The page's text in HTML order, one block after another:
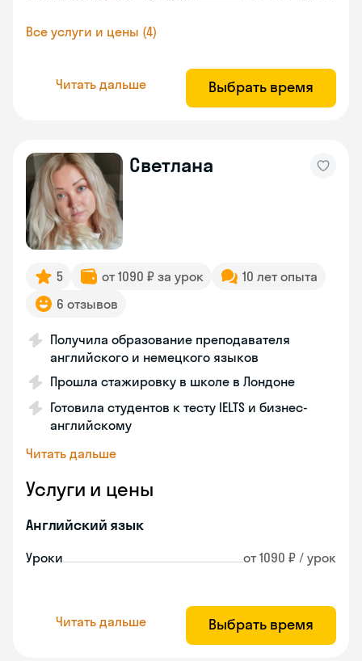
Все услуги и цены (4)
Читать дальше Выбрать время
Cветлана
5 от 1090 ₽ за урок
10 лет опыта
6 отзывов
Получила образование преподавателя
английского и немецкого языков
Прошла стажировку в школе в Лондоне
Готовила студентов к тесту IELTS и бизнес-
английскому
Читать дальше
Услуги и цены
Английский язык
Уроки от 1090 ₽ / урок
Читать дальше Выбрать время